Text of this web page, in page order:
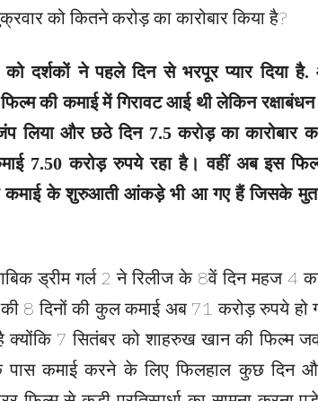
को कितने करोड़ का कारोबार किया है?
को दर्शकों ने पहले दिन से भरपूर प्यार दिया
की कमाई में गिरावट आई थी लेकिन
लिया और छठे दिन 7.5 करोड़ का कारोबार
7.50 करोड़ रुपये रहा है। वहीं अब इस
कमाई के शुरुआती आंकड़े भी आ गए हैं जिसके
ड्रीम गर्ल 2 ने रिलीज के 8वें दिन महज 4
की 8 दिनों की कुल कमाई अब 71 करोड़ रुपये हो
क्योंकि 7 सितंबर को शाहरुख खान की फिल्म
पास कमाई करने के लिए फिलहाल कुछ दिन